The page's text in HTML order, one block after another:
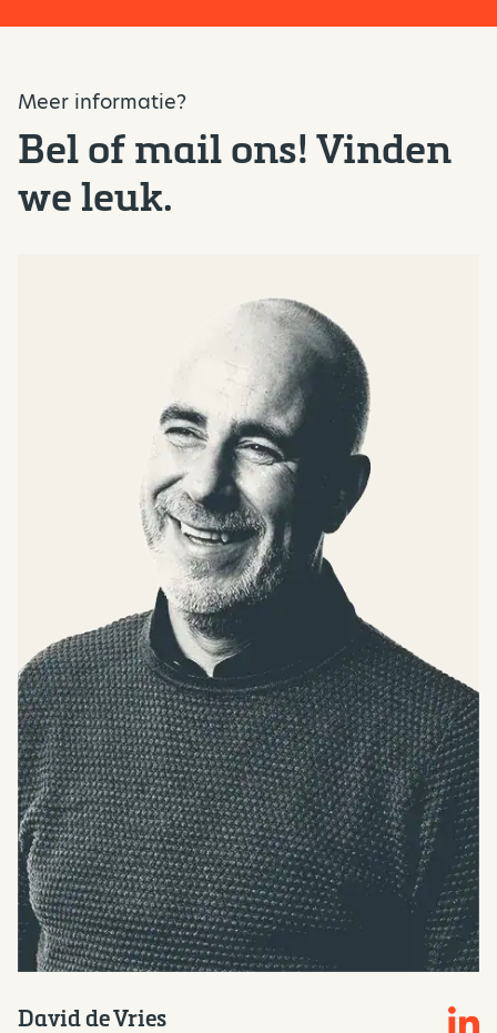
Meer informatie?
Bel of mail ons! Vinden
we leuk.
David de Vries